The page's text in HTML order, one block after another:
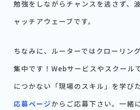
勉強をしながらチャンスを逃さず、
ャッチアウェーブです。
ちなみに、ルーターではクローリン
集中です！Webサービスやスクール
につかない「現場のスキル」を学び
応募ページからご応募下さい。一緒